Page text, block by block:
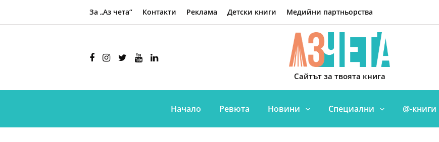
За „Аз чета“ Контакти Реклама Детски книги Медийни партньорства
Сайтът за твоята книга
Начало Ревюта Новини Специални @-книги